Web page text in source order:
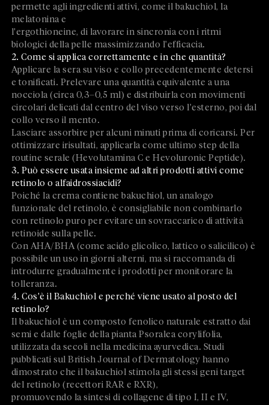
permette agli ingredienti attivi, come il bakuchiol, la
melatonina e
l'ergothioneine, di lavorare in sincronia con i ritmi
biologici della pelle massimizzando l'efficacia.
2. Come si applica correttamente e in che quantità?
Applicare la sera su viso e collo precedentemente detersi
e tonificati. Prelevare una quantità equivalente a una
nocciola (circa 0,3–0,5 ml) e distribuirla con movimenti
circolari delicati dal centro del viso verso l'esterno, poi dal
collo verso il mento.
Lasciare assorbire per alcuni minuti prima di coricarsi. Per
ottimizzare irisultati, applicarla come ultimo step della
routine serale (Hevolutamina C e Hevoluronic Peptide).
3. Può essere usata insieme ad altri prodotti attivi come
retinolo o alfaidrossiacidi?
Poiché la crema contiene bakuchiol, un analogo
funzionale del retinolo, è consigliabile non combinarlo
con retinolo puro per evitare un sovraccarico di attività
retinoide sulla pelle.
Con AHA/BHA (come acido glicolico, lattico o salicilico) è
possibile un uso in giorni alterni, ma si raccomanda di
introdurre gradualmente i prodotti per monitorare la
tolleranza.
4. Cos'è il Bakuchiol e perché viene usato al posto del
retinolo?
Il bakuchiol è un composto fenolico naturale estratto dai
semi e dalle foglie della pianta Psoralea corylifolia,
utilizzata da secoli nella medicina ayurvedica. Studi
pubblicati sul British Journal of Dermatology hanno
dimostrato che il bakuchiol stimola gli stessi geni target
del retinolo (recettori RAR e RXR),
promuovendo la sintesi di collagene di tipo I, II e IV,